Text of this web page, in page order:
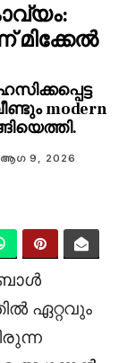
മിക്കേൽ
modern
ആഗ 9, 2026
ഏറ്റവും